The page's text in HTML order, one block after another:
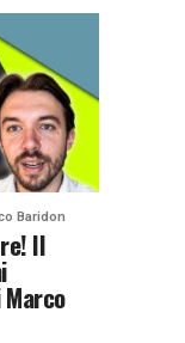
Baridon
Il
Marco